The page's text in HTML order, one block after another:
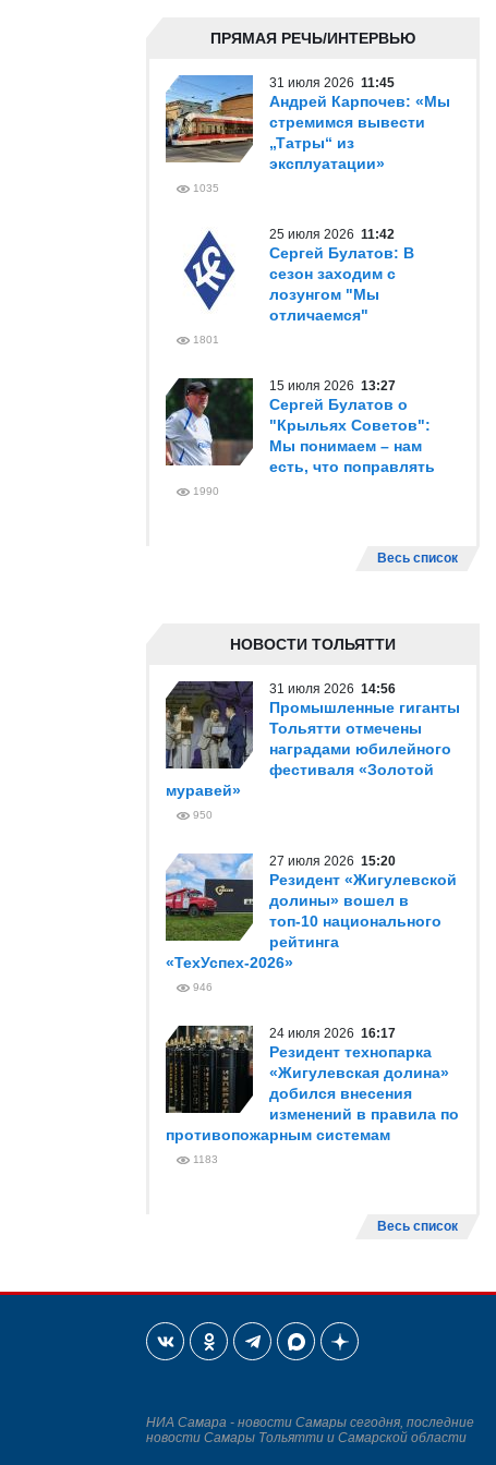
ПРЯМАЯ РЕЧЬ/ИНТЕРВЬЮ
31 июля 2026 11:45
Андрей Карпочев: «Мы
стремимся вывести
„Татры“ из
эксплуатации»
1035
25 июля 2026 11:42
Сергей Булатов: В
сезон заходим с
лозунгом "Мы
отличаемся"
1801
15 июля 2026 13:27
Сергей Булатов о
"Крыльях Советов":
Мы понимаем – нам
есть, что поправлять
1990
Весь список
НОВОСТИ ТОЛЬЯТТИ
31 июля 2026 14:56
Промышленные гиганты
Тольятти отмечены
наградами юбилейного
фестиваля «Золотой
муравей»
950
27 июля 2026 15:20
Резидент «Жигулевской
долины» вошел в
топ-10 национального
рейтинга
«ТехУспех-2026»
946
24 июля 2026 16:17
Резидент технопарка
«Жигулевская долина»
добился внесения
изменений в правила по
противопожарным системам
1183
Весь список
НИА Самара - новости Самары сегодня, последние
новости Самары Тольятти и Самарской области